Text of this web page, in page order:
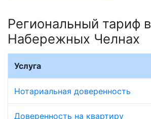
Региональный тариф в
Набережных Челнах
Услуга
Нотариальная доверенность
Доверенность на квартиру